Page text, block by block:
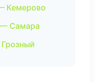
Кемерово
Самара